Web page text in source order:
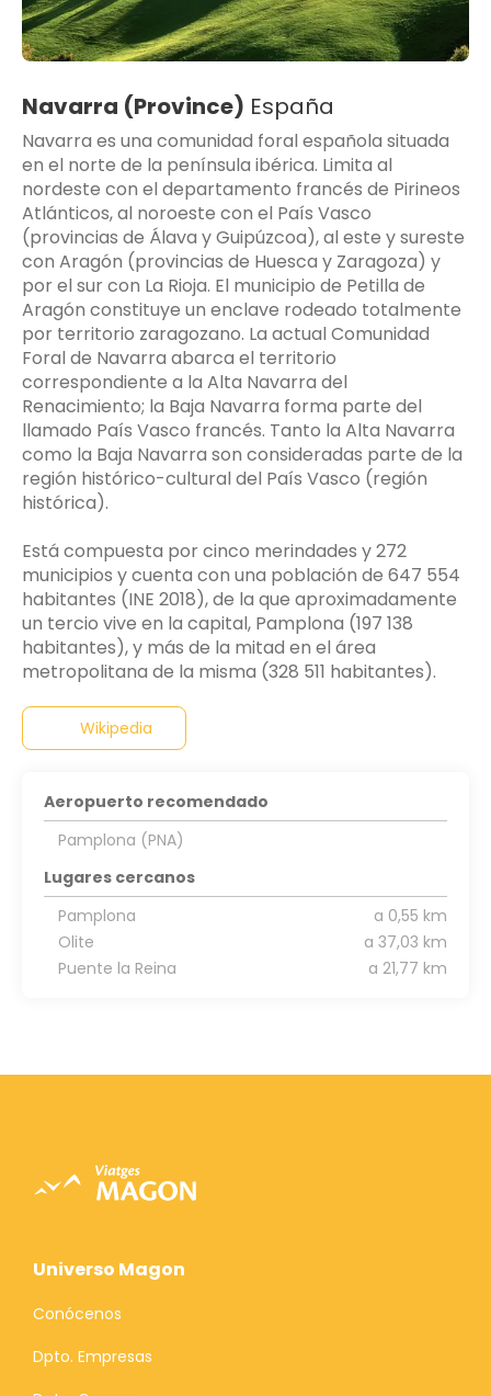
Navarra (Province) España
Navarra es una comunidad foral​ española situada
en el norte de la península ibérica. Limita al
nordeste con el departamento francés de Pirineos
Atlánticos, al noroeste con el País Vasco
(provincias de Álava y Guipúzcoa), al este y sureste
con Aragón (provincias de Huesca y Zaragoza) y
por el sur con La Rioja. El municipio de Petilla de
Aragón constituye un enclave rodeado totalmente
por territorio zaragozano. La actual Comunidad
Foral de Navarra abarca el territorio
correspondiente a la Alta Navarra del
Renacimiento; la Baja Navarra forma parte del
llamado País Vasco francés. Tanto la Alta Navarra
como la Baja Navarra son consideradas parte de la
región histórico-cultural del País Vasco (región
histórica).
Está compuesta por cinco merindades y 272
municipios y cuenta con una población de 647 554
habitantes (INE 2018), de la que aproximadamente
un tercio vive en la capital, Pamplona (197 138
habitantes), y más de la mitad en el área
metropolitana de la misma (328 511 habitantes).
Wikipedia
Aeropuerto recomendado
Pamplona (PNA)
Lugares cercanos
Pamplona
a 0,55 km
Olite
a 37,03 km
Puente la Reina
a 21,77 km
Universo Magon
Conócenos
Dpto. Empresas